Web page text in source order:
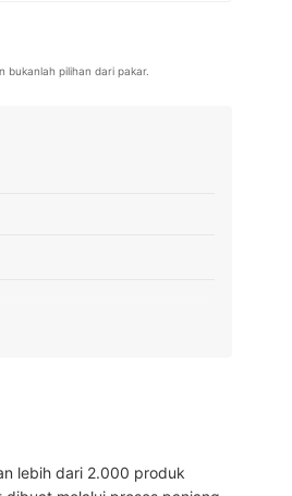
bukanlah pilihan dari pakar.
lebih dari 2.000 produk